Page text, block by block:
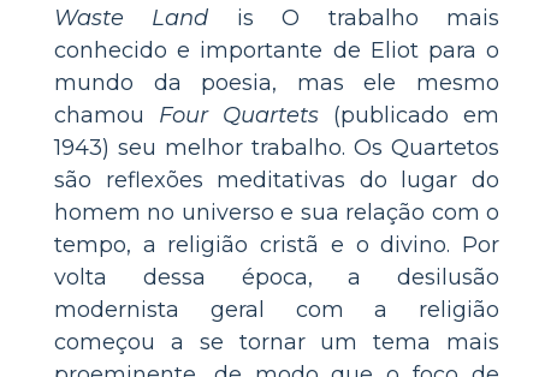
Waste Land is O trabalho mais
conhecido e importante de Eliot para o
mundo da poesia, mas ele mesmo
chamou Four Quartets (publicado em
1943) seu melhor trabalho. Os Quartetos
são reflexões meditativas do lugar do
homem no universo e sua relação com o
tempo, a religião cristã e o divino. Por
volta dessa época, a desilusão
modernista geral com a religião
começou a se tornar um tema mais